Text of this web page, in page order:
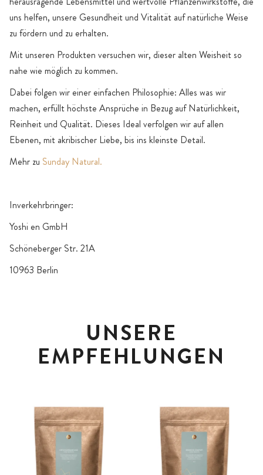
uns helfen, unsere Gesundheit und Vitalität auf natürliche Weise
zu fördern und zu erhalten.
Mit unseren Produkten versuchen wir, dieser alten Weisheit so
nahe wie möglich zu kommen.
Dabei folgen wir einer einfachen Philosophie: Alles was wir
machen, erfüllt höchste Ansprüche in Bezug auf Natürlichkeit,
Reinheit und Qualität. Dieses Ideal verfolgen wir auf allen
Ebenen, mit akribischer Liebe, bis ins kleinste Detail.
Mehr zu Sunday Natural.
Inverkehrbringer:
Yoshi en GmbH
Schöneberger Str. 21A
10963 Berlin
UNSERE
EMPFEHLUNGEN